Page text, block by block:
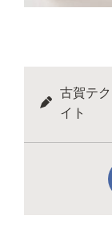
古賀テ
イト